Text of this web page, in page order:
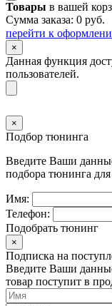
Товары в вашей
Сумма заказа: 0 руб.
перейти к
×
Данная функция
пользователей.
×
Подбор тюнинга
Введите Ваши
подбора тюнинга
Имя:
Телефон:
Подобрать тюнинг
×
Подписка на
Введите Ваши
товар поступит в